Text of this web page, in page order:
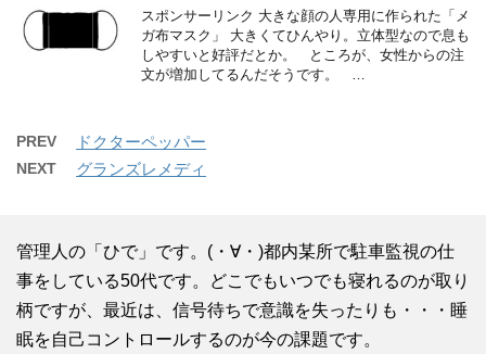
スポンサーリンク 大きな顔の人専用に作られた「メ
ガ布マスク」 大きくてひんやり。立体型なので息も
しやすいと好評だとか。 ところが、女性からの注
文が増加してるんだそうです。 …
PREV ドクターペッパー
NEXT グランズレメディ
管理人の「ひで」です。(・∀・)都内某所で駐車監視の仕
事をしている50代です。どこでもいつでも寝れるのが取り
柄ですが、最近は、信号待ちで意識を失ったりも・・・睡
眠を自己コントロールするのが今の課題です。